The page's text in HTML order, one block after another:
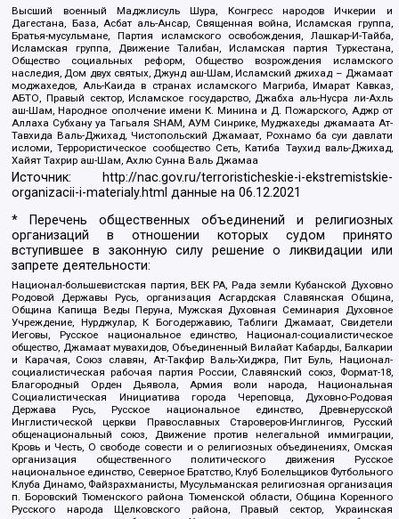
Высший военный Маджлисуль Шура, Конгресс народов Ичкерии и
Дагестана, База, Асбат аль-Ансар, Священная война, Исламская группа,
Братья-мусульмане, Партия исламского освобождения, Лашкар-И-Тайба,
Исламская группа, Движение Талибан, Исламская партия Туркестана,
Общество социальных реформ, Общество возрождения исламского
наследия, Дом двух святых, Джунд аш-Шам, Исламский джихад – Джамаат
моджахедов, Аль-Каида в странах исламского Магриба, Имарат Кавказ,
АБТО, Правый сектор, Исламское государство, Джабха аль-Нусра ли-Ахль
аш-Шам, Народное ополчение имени К. Минина и Д. Пожарского, Аджр от
Аллаха Субхану уа Тагьаля SHAM, АУМ Синрике, Муджахеды джамаата Ат-
Тавхида Валь-Джихад, Чистопольский Джамаат, Рохнамо ба суи давлати
исломи, Террористическое сообщество Сеть, Катиба Таухид валь-Джихад,
Хайят Тахрир аш-Шам, Ахлю Сунна Валь Джамаа
Источник:
http://nac.gov.ru/terroristicheskie-i-ekstremistskie-
organizacii-i-materialy.html данные на06.12.2021
* Перечень общественных объединений и религиозных
организаций в отношении которых судом принято
вступившее в законную силу решение о ликвидации или
запрете деятельности:
Национал-большевистская партия, ВЕК РА, Рада земли Кубанской Духовно
Родовой Державы Русь, организация Асгардская Славянская Община,
Община Капища Веды Перуна, Мужская Духовная Семинария Духовное
Учреждение, Нурджулар, К Богодержавию, Таблиги Джамаат, Свидетели
Иеговы, Русское национальное единство, Национал-социалистическое
общество, Джамаат мувахидов, Объединенный Вилайат Кабарды, Балкарии
и Карачая, Союз славян, Ат-Такфир Валь-Хиджра, Пит Буль, Национал-
социалистическая рабочая партия России, Славянский союз, Формат-18,
Благородный Орден Дьявола, Армия воли народа, Национальная
Социалистическая Инициатива города Череповца, Духовно-Родовая
Держава Русь, Русское национальное единство, Древнерусской
Инглистической церкви Православных Староверов-Инглингов, Русский
общенациональный союз, Движение против нелегальной иммиграции,
Кровь и Честь, О свободе совести и о религиозных объединениях, Омская
организация общественного политического движения Русское
национальное единство, Северное Братство, Клуб Болельщиков Футбольного
Клуба Динамо, Файзрахманисты, Мусульманская религиозная организация
п. Боровский Тюменского района Тюменской области, Община Коренного
Русского народа Щелковского района, Правый сектор, Украинская